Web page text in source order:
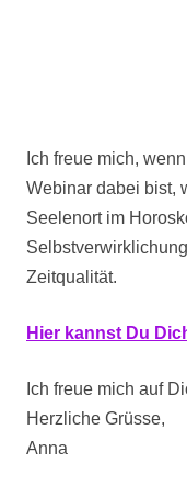
Ich freue mich,
Webinar dabei bist,
Seelenort im
Zeitqualität.
Hier kannst Du
Ich freue mich auf
Herzliche Grüsse,
Anna